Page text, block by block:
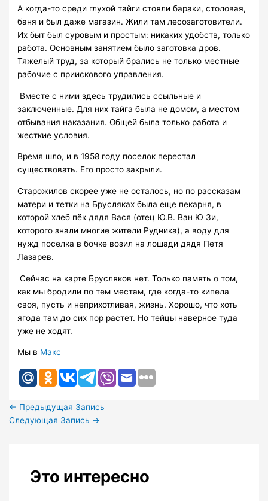
А когда-то среди глухой тайги стояли бараки, столовая,
баня и был даже магазин. Жили там лесозаготовители.
Их быт был суровым и простым: никаких удобств, только
работа. Основным занятием было заготовка дров.
Тяжелый труд, за который брались не только местные
рабочие с приискового управления.
Вместе с ними здесь трудились ссыльные и
заключенные. Для них тайга была не домом, а местом
отбывания наказания. Общей была только работа и
жесткие условия.
Время шло, и в 1958 году поселок перестал
существовать. Его просто закрыли.
Старожилов скорее уже не осталось, но по рассказам
матери и тетки на Брусляках была еще пекарня, в
которой хлеб пёк дядя Вася (отец Ю.В. Ван Ю Зи,
которого знали многие жители Рудника), а воду для
нужд поселка в бочке возил на лошади дядя Петя
Лазарев.
Сейчас на карте Брусляков нет. Только память о том,
как мы бродили по тем местам, где когда-то кипела
своя, пусть и неприхотливая, жизнь. Хорошо, что хоть
ягода там до сих пор растет. Но тейцы наверное туда
уже не ходят.
Мы в Макс
← Предыдущая Запись
Следующая Запись →
Это интересно